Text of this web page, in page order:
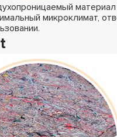
микроклимат,